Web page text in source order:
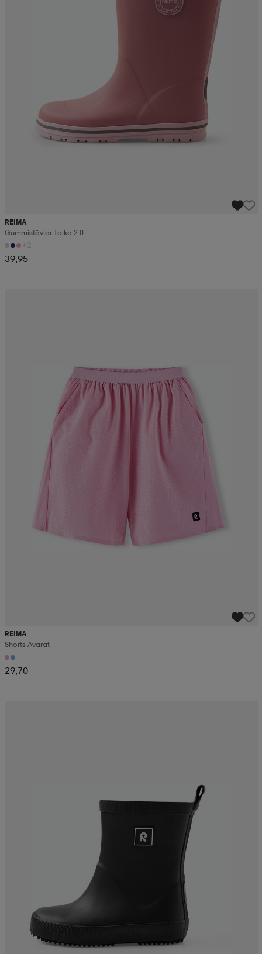
REIMA
Gummistövlar Taika 2.0
+2
39,95
REIMA
Shorts Avarat
29,70